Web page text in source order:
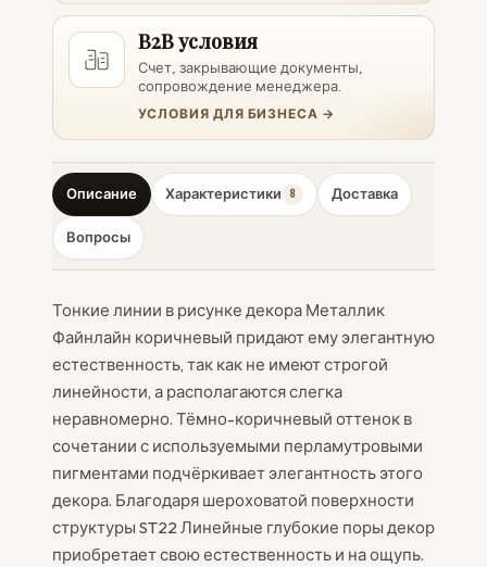
B2B условия
Счет, закрывающие документы,
сопровождение менеджера.
УСЛОВИЯ ДЛЯ БИЗНЕСА →
Описание Характеристики 8 Доставка
Вопросы
Тонкие линии в рисунке декора Металлик
Файнлайн коричневый придают ему элегантную
естественность, так как не имеют строгой
линейности, а располагаются слегка
неравномерно. Тёмно-коричневый оттенок в
сочетании с используемыми перламутровыми
пигментами подчёркивает элегантность этого
декора. Благодаря шероховатой поверхности
структуры ST22 Линейные глубокие поры декор
приобретает свою естественность и на ощупь.